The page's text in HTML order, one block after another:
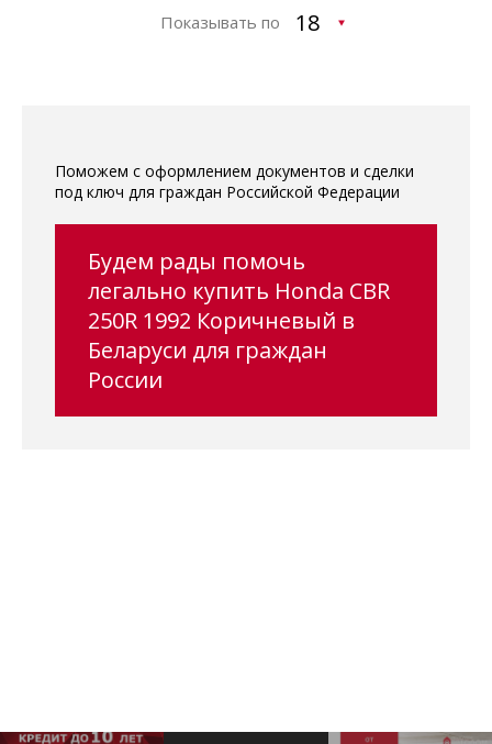
Показывать по
Поможем с оформлением документов и сделки
под ключ для граждан Российской Федерации
Будем рады помочь
легально купить Honda CBR
250R 1992 Коричневый в
Беларуси для граждан
России